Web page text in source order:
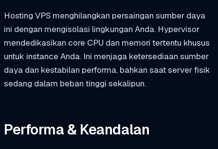
Hosting VPS menghilangkan persaingan sumber daya
ini dengan mengisolasi lingkungan Anda. Hypervisor
mendedikasikan core CPU dan memori tertentu khusus
untuk instance Anda. Ini menjaga ketersediaan sumber
daya dan kestabilan performa, bahkan saat server fisik
sedang dalam beban tinggi sekalipun.
Performa & Keandalan